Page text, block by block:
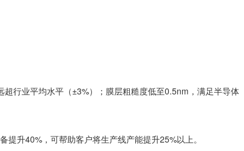
行业平均水平（±3%）；膜层粗糙度低至0.5nm，满足半导体
升40%，可帮助客户将生产线产能提升25%以上。